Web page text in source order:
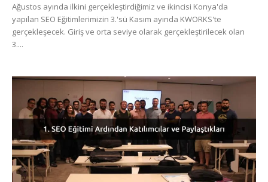
Ağustos ayında ilkini gerçekleştirdiğimiz ve ikincisi Konya'da
yapılan SEO Eğitimlerimizin 3.'sü Kasım ayında KWORKS'te
gerçekleşecek. Giriş ve orta seviye olarak gerçekleştirilecek olan
3....